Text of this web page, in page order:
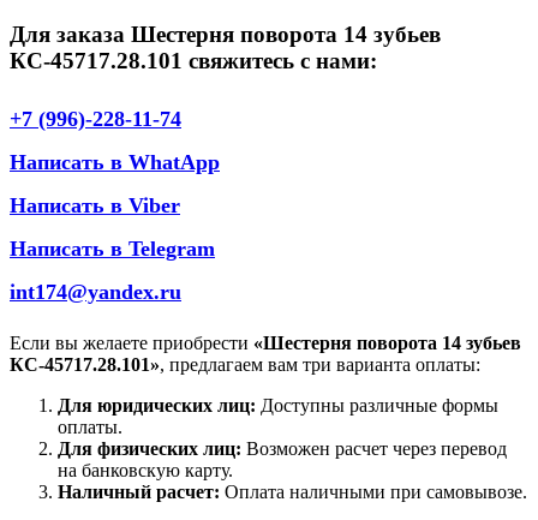
Для заказа Шестерня поворота 14 зубьев
КС-45717.28.101 свяжитесь с нами:
+7 (996)-228-11-74
Написать в WhatApp
Написать в Viber
Написать в Telegram
int174@yandex.ru
Если вы желаете приобрести «Шестерня поворота 14 зубьев
КС-45717.28.101», предлагаем вам три варианта оплаты:
Для юридических лиц: Доступны различные формы
оплаты.
Для физических лиц: Возможен расчет через перевод
на банковскую карту.
Наличный расчет: Оплата наличными при самовывозе.